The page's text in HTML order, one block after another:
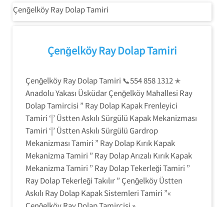
Çenğelköy Ray Dolap Tamiri
Çenğelköy Ray Dolap Tamiri
Çenğelköy Ray Dolap Tamiri 📞554 858 1312 ✭
Anadolu Yakası Üsküdar Çenğelköy Mahallesi Ray
Dolap Tamircisi ” Ray Dolap Kapak Frenleyici
Tamiri ‘|’ Üstten Askılı Sürgülü Kapak Mekanizması
Tamiri ‘|’ Üstten Askılı Sürgülü Gardrop
Mekanizması Tamiri ” Ray Dolap Kırık Kapak
Mekanizma Tamiri ” Ray Dolap Arızalı Kırık Kapak
Mekanizma Tamiri ” Ray Dolap Tekerleği Tamiri ”
Ray Dolap Tekerleği Takılır ” Çenğelköy Üstten
Askılı Ray Dolap Kapak Sistemleri Tamiri ”«